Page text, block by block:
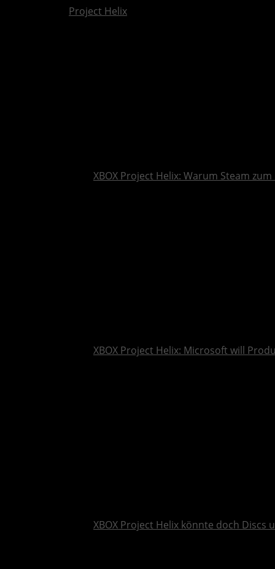
Project Helix
XBOX Project Helix: Warum Steam
XBOX Project Helix: Microsoft will
XBOX Project Helix könnte doch Discs